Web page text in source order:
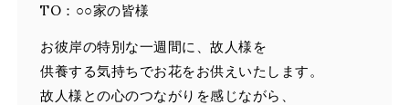
TO：○○家の皆様
お彼岸の特別な一週間に、故人様を
供養する気持ちでお花をお供えいたします。
故人様との心のつながりを感じながら、